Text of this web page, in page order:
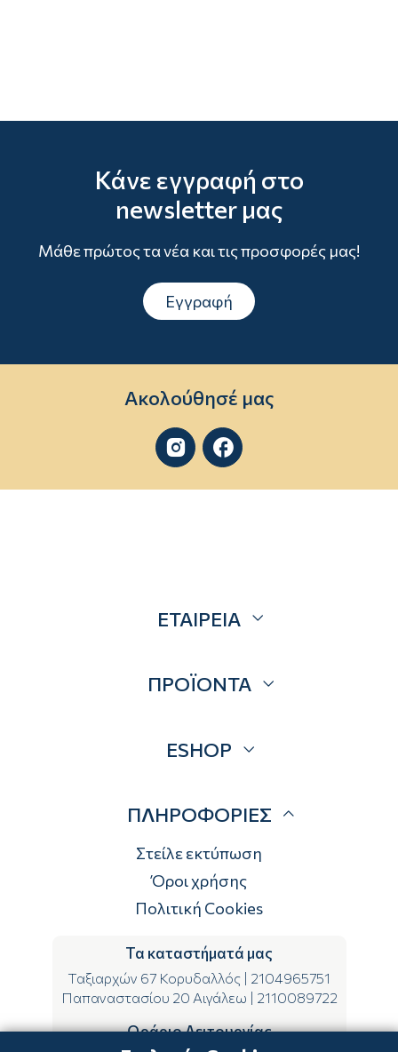
Κάνε εγγραφή στο
newsletter μας
Μάθε πρώτος τα νέα και τις προσφορές μας!
Εγγραφή
Ακολούθησέ μας
 
ΕΤΑΙΡΕΙΑ
Επικοινωνία
ΠΡΟΪΟΝΤΑ
Brands
ESHOP
Τρόποι αποστολής
Τρόποι πληρωμής
Επιστροφές
ΠΛΗΡΟΦΟΡΙΕΣ
Στείλε εκτύπωση
Όροι χρήσης
Πολιτική Cookies
Τα καταστήματά μας
Ταξιαρχών 67 Κορυδαλλός
2104965751
Παπαναστασίου 20 Αιγάλεω
2110089722
Ωράριο Λειτουργίας